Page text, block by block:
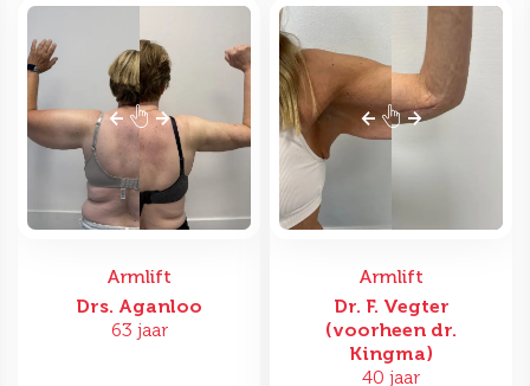
Armlift
Drs. Aganloo
63 jaar
Armlift
Dr. F. Vegter
(voorheen dr.
Kingma)
40 jaar